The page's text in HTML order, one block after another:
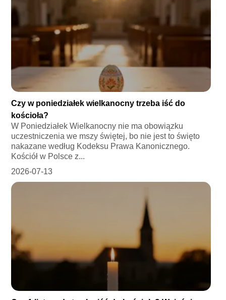
Czy w poniedziałek wielkanocny trzeba iść do
kościoła?
W Poniedziałek Wielkanocny nie ma obowiązku
uczestniczenia we mszy świętej, bo nie jest to święto
nakazane według Kodeksu Prawa Kanonicznego.
Kościół w Polsce z...
2026-07-13